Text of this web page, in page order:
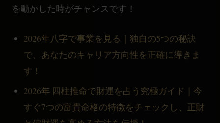
を動かした時がチャンスです！
2026年八字で事業を見る｜独自の5つの秘訣
で、あなたのキャリア方向性を正確に導きま
す！
2026年 四柱推命で財運を占う究極ガイド｜今
すぐ7つの富貴命格の特徴をチェックし、正財